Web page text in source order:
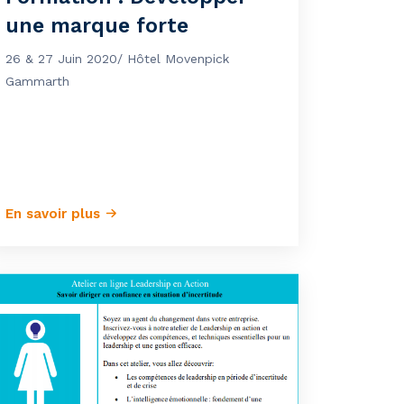
une marque forte
26 & 27 Juin 2020/ Hôtel Movenpick
Gammarth
En savoir plus